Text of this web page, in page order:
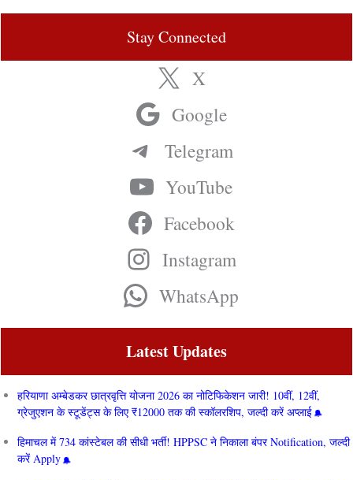
Stay Connected
X
Google
Telegram
YouTube
Facebook
Instagram
WhatsApp
Latest Updates
हरियाणा अम्बेडकर छात्रवृत्ति योजना 2026 का नोटिफिकेशन जारी! 10वीं, 12वीं,
ग्रेजुएशन के स्टूडेंट्स के लिए ₹12000 तक की स्कॉलरशिप, जल्दी करें अप्लाई
हिमाचल में 734 कांस्टेबल की सीधी भर्ती! HPPSC ने निकाला बंपर Notification, जल्दी
करें Apply